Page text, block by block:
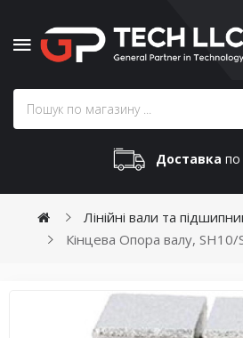
Доставка по
Лінійні вали та
Кінцева Опора валу,